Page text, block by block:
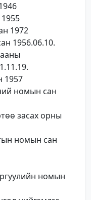
1972
1956.06.10.
1957
номын сан
засах орны
номын сан
номын